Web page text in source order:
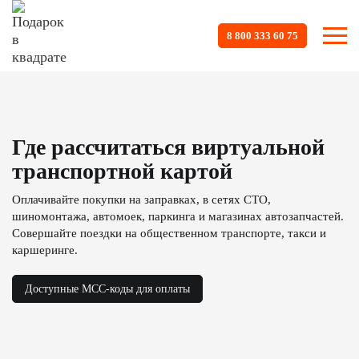
8 800 333 60 75
Где рассчитаться виртуальной
транспортной картой
Оплачивайте покупки на заправках, в сетях СТО,
шиномонтажа, автомоек, паркинга и магазинах автозапчастей.
Совершайте поездки на общественном транспорте, такси и
каршеринге.
Доступные МСС-коды для оплаты